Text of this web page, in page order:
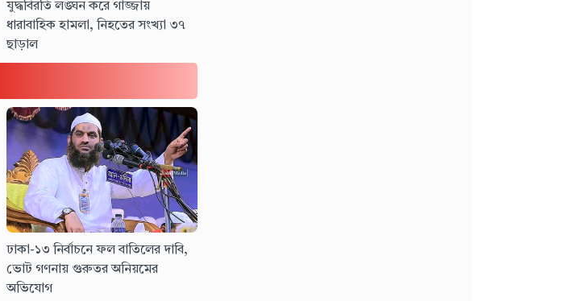
যুদ্ধবিরতি লঙ্ঘন করে গাজ্জায়
ধারাবাহিক হামলা, নিহতের সংখ্যা ৩৭
ছাড়াল
ঢাকা-১৩ নির্বাচনে ফল বাতিলের দাবি,
ভোট গণনায় গুরুতর অনিয়মের
অভিযোগ